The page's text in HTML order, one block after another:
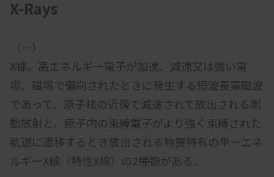
X-Rays
（－）
X線。高エネルギー電子が加速、減速又は強い電
場、磁場で偏向されたときに発生する短波長電磁波
であって、原子核の近傍で減速されて放出される制
動放射と、原子内の束縛電子がより強く束縛された
軌道に遷移するとき放出される物質特有の単一エネ
ルギーX線（特性X線）の2種類がある。